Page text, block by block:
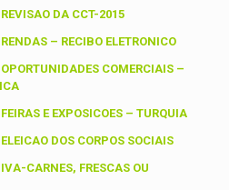
DA CCT-2015
– RECIBO ELETRONICO
COMERCIAIS –
E EXPOSICOES – TURQUIA
DOS CORPOS SOCIAIS
CARNES, FRESCAS OU